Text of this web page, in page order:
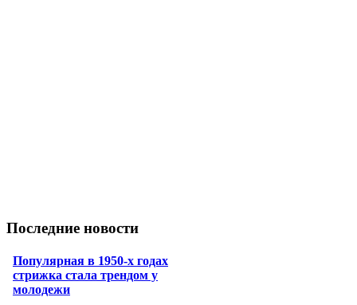
Последние новости
Популярная в 1950-х годах
стрижка стала трендом у
молодежи